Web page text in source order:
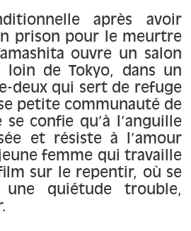
après avoir
prison pour le meurtre
ouvre un salon
de Tokyo, dans un
deux qui sert de refuge
petite communauté de
confie qu’à l’anguille
et résiste à l’amour
femme qui travaille
sur le repentir, où se
une quiétude trouble,